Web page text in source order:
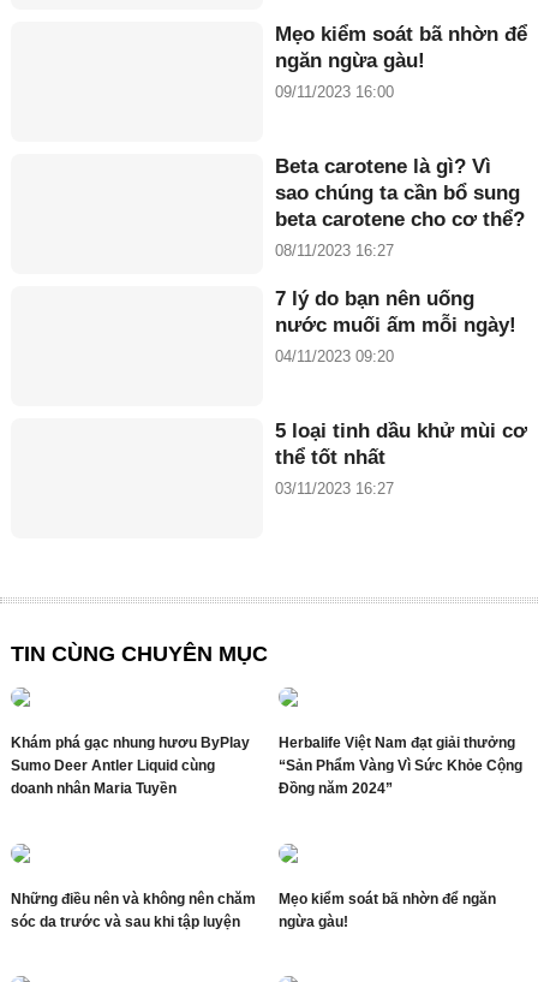
Mẹo kiểm soát bã nhờn để
ngăn ngừa gàu!
09/11/2023 16:00
Beta carotene là gì? Vì
sao chúng ta cần bổ sung
beta carotene cho cơ thể?
08/11/2023 16:27
7 lý do bạn nên uống
nước muối ấm mỗi ngày!
04/11/2023 09:20
5 loại tinh dầu khử mùi cơ
thể tốt nhất
03/11/2023 16:27
TIN CÙNG CHUYÊN MỤC
Khám phá gạc nhung hươu ByPlay
Sumo Deer Antler Liquid cùng
doanh nhân Maria Tuyền
Herbalife Việt Nam đạt giải thưởng
“Sản Phẩm Vàng Vì Sức Khỏe Cộng
Đồng năm 2024”
Những điều nên và không nên chăm
sóc da trước và sau khi tập luyện
Mẹo kiểm soát bã nhờn để ngăn
ngừa gàu!